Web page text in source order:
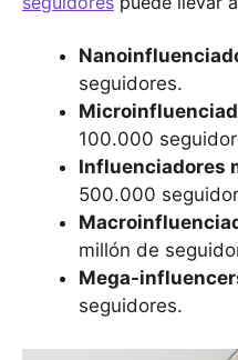
seguidores.
100.000
Influenciadores
500.000
millón de
Mega-
seguidores.